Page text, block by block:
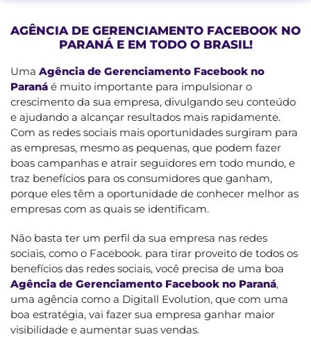
AGÊNCIA DE GERENCIAMENTO FACEBOOK NO
PARANÁ E EM TODO O BRASIL!
Uma Agência de Gerenciamento Facebook no
Paraná é muito importante para impulsionar o
crescimento da sua empresa, divulgando seu conteúdo
e ajudando a alcançar resultados mais rapidamente.
Com as redes sociais mais oportunidades surgiram para
as empresas, mesmo as pequenas, que podem fazer
boas campanhas e atrair seguidores em todo mundo, e
traz benefícios para os consumidores que ganham,
porque eles têm a oportunidade de conhecer melhor as
empresas com as quais se identificam.
Não basta ter um perfil da sua empresa nas redes
sociais, como o Facebook. para tirar proveito de todos os
benefícios das redes sociais, você precisa de uma boa
Agência de Gerenciamento Facebook no Paraná,
uma agência como a Digitall Evolution, que com uma
boa estratégia, vai fazer sua empresa ganhar maior
visibilidade e aumentar suas vendas.